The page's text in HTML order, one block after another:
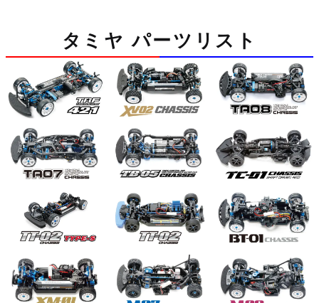
タミヤ パーツリスト